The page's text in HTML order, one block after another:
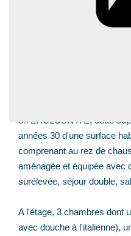
en EXCLUSIVITE, cette
années 30 d'une surface
comprenant au rez de
aménagée et équipée avec
surélevée, séjour double,
A l'étage, 3 chambres dont
avec douche à l'italienne),